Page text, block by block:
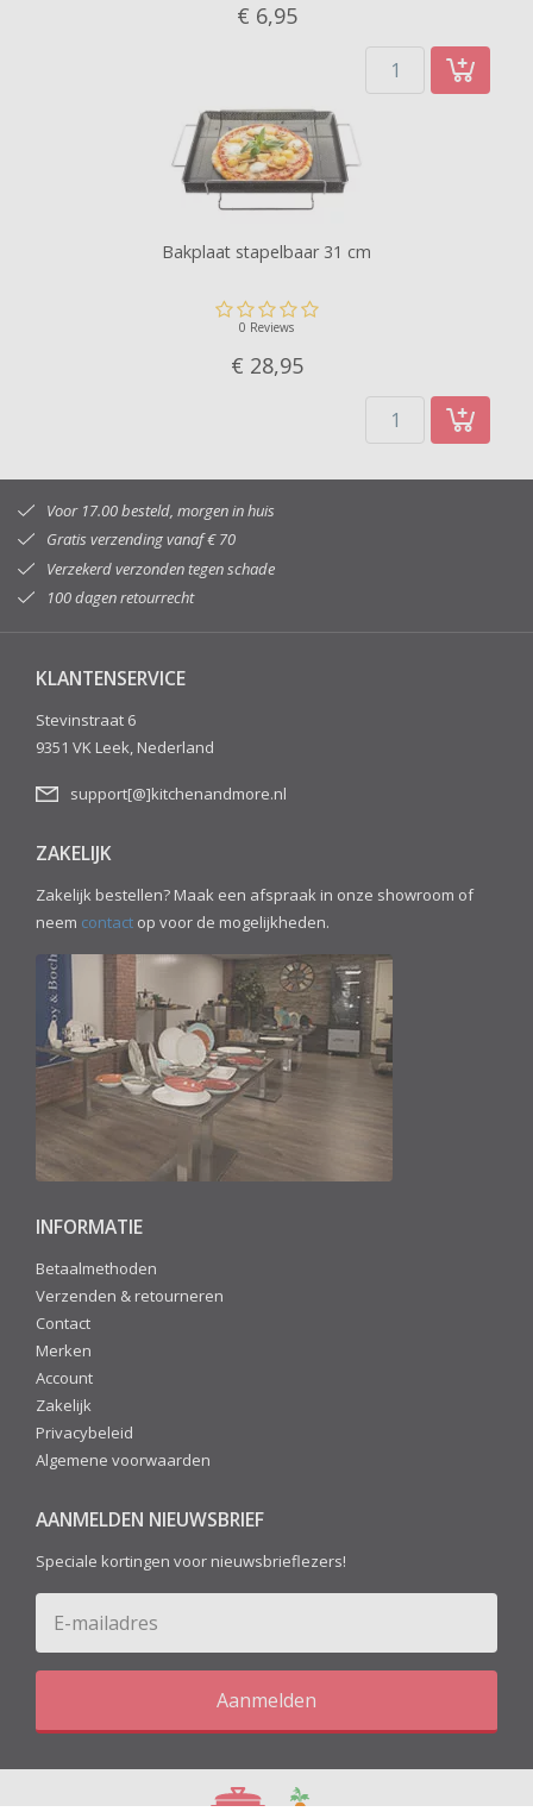
€ 6,95
Bakplaat stapelbaar 31 cm
0 Reviews
€ 28,95
Voor 17.00 besteld, morgen in huis
Gratis verzending vanaf € 70
Verzekerd verzonden tegen schade
100 dagen retourrecht
KLANTENSERVICE
Stevinstraat 6
9351 VK Leek, Nederland
support[@]kitchenandmore.nl
ZAKELIJK
Zakelijk bestellen? Maak een afspraak in onze showroom of
neem contact op voor de mogelijkheden.
INFORMATIE
Betaalmethoden
Verzenden & retourneren
Contact
Merken
Account
Zakelijk
Privacybeleid
Algemene voorwaarden
AANMELDEN NIEUWSBRIEF
Speciale kortingen voor nieuwsbrieflezers!
Aanmelden